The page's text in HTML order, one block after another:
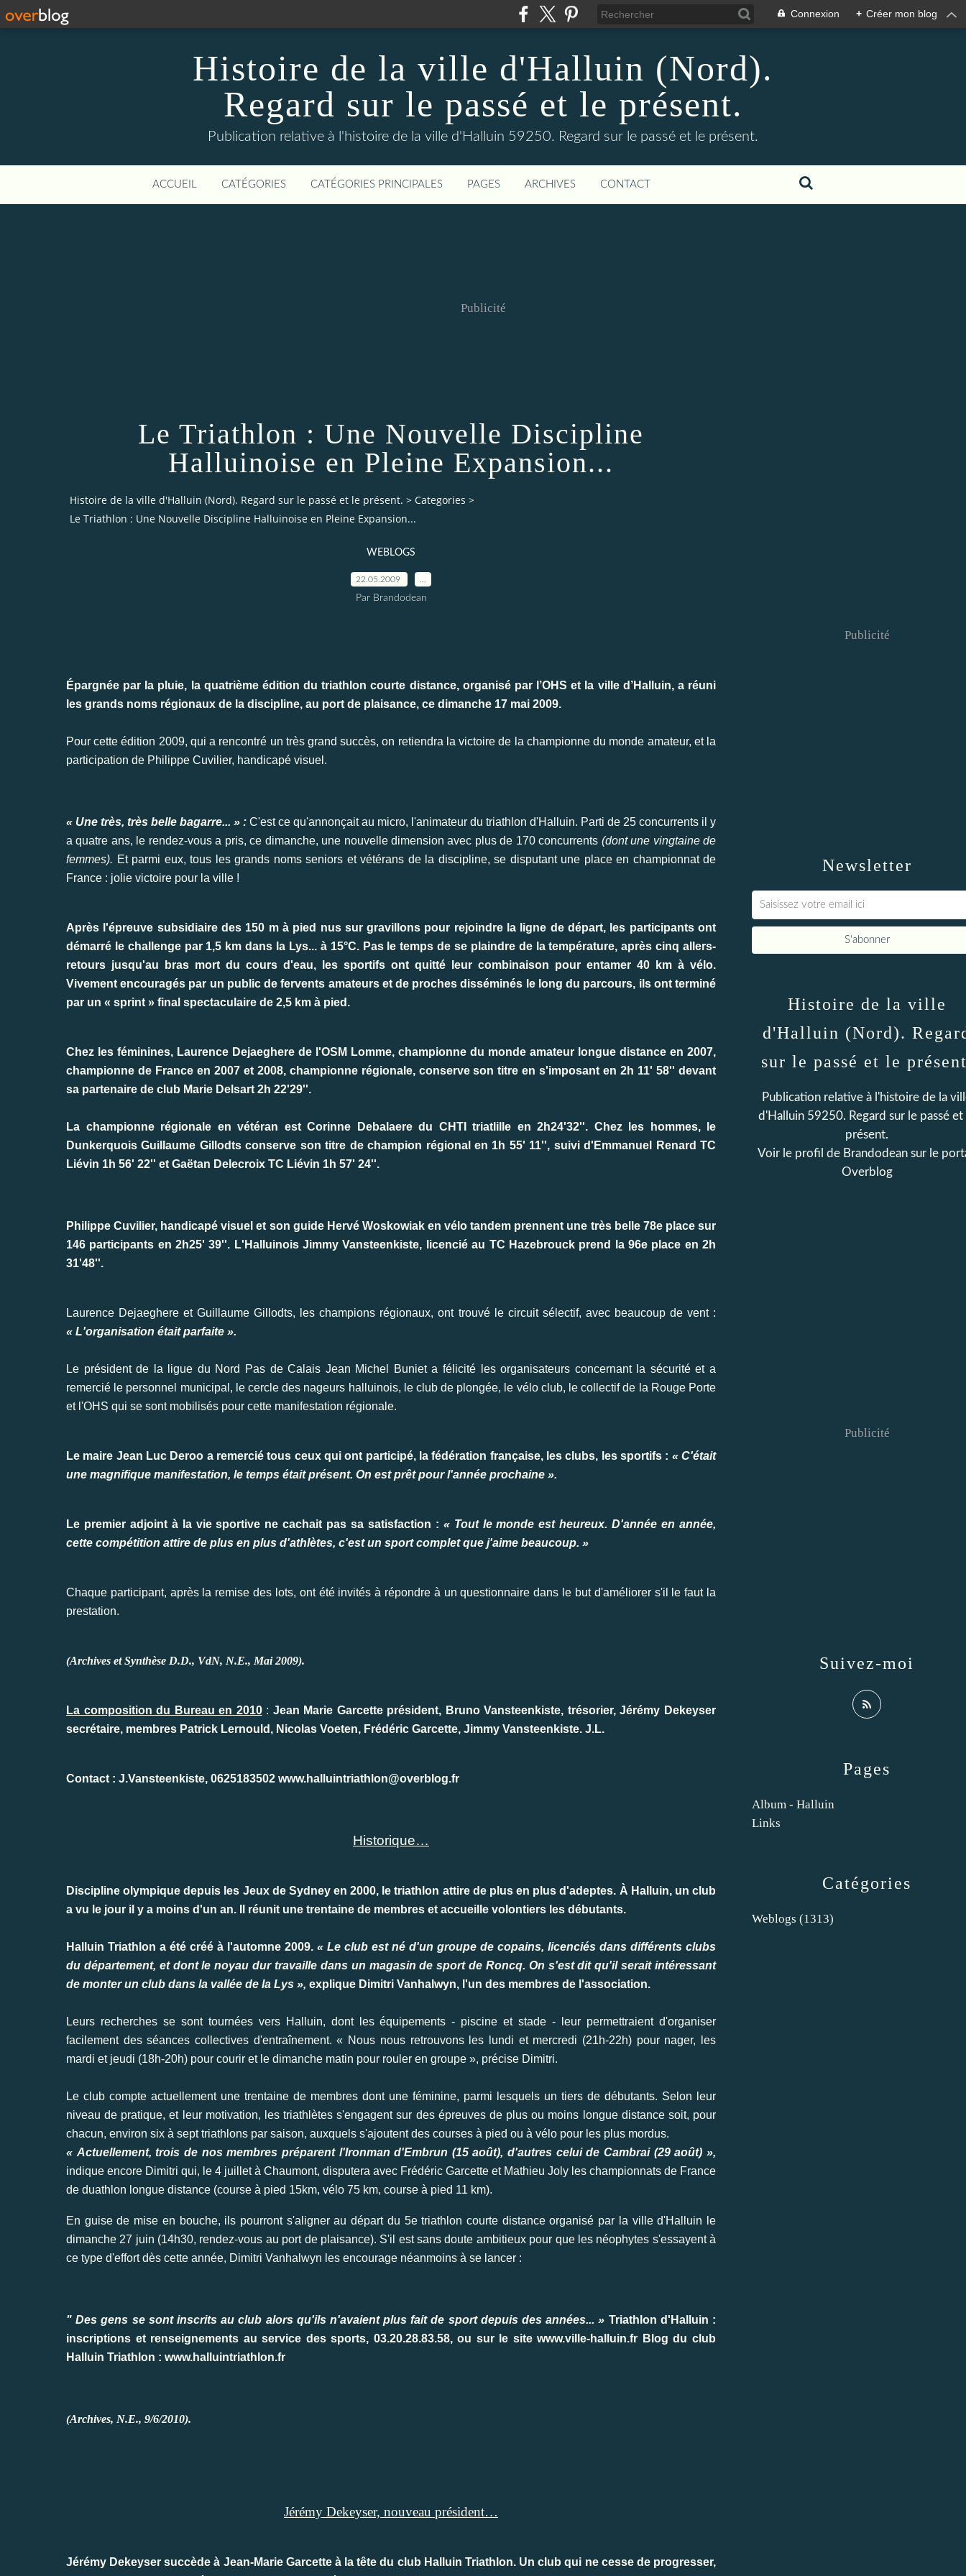
Connexion + Créer mon blog
Histoire de la ville d'Halluin (Nord).
Regard sur le passé et le présent.
Publication relative à l'histoire de la ville d'Halluin 59250. Regard sur le passé et le présent.
ACCUEIL CATÉGORIES CATÉGORIES PRINCIPALES PAGES ARCHIVES CONTACT
Publicité
Le Triathlon : Une Nouvelle Discipline
Halluinoise en Pleine Expansion...
Histoire de la ville d'Halluin (Nord). Regard sur le passé et le présent. > Categories >
Le Triathlon : Une Nouvelle Discipline Halluinoise en Pleine Expansion...
WEBLOGS
22.05.2009
Par Brandodean
Épargnée par la pluie, la quatrième édition du triathlon courte distance, organisé par l’OHS et la ville d’Halluin, a réuni
les grands noms régionaux de la discipline, au port de plaisance, ce dimanche 17 mai 2009.
Pour cette édition 2009, qui a rencontré un très grand succès, on retiendra la victoire de la championne du monde amateur, et la
participation de Philippe Cuvilier, handicapé visuel.
« Une très, très belle bagarre... » : C'est ce qu'annonçait au micro, l'animateur du triathlon d'Halluin. Parti de 25 concurrents il y
a quatre ans, le rendez-vous a pris, ce dimanche, une nouvelle dimension avec plus de 170 concurrents (dont une vingtaine de
femmes). Et parmi eux, tous les grands noms seniors et vétérans de la discipline, se disputant une place en championnat de
France : jolie victoire pour la ville !
Après l'épreuve subsidiaire des 150 m à pied nus sur gravillons pour rejoindre la ligne de départ, les participants ont
démarré le challenge par 1,5 km dans la Lys... à 15°C. Pas le temps de se plaindre de la température, après cinq allers-
retours jusqu'au bras mort du cours d'eau, les sportifs ont quitté leur combinaison pour entamer 40 km à vélo.
Vivement encouragés par un public de fervents amateurs et de proches disséminés le long du parcours, ils ont terminé
par un « sprint » final spectaculaire de 2,5 km à pied.
Chez les féminines, Laurence Dejaeghere de l'OSM Lomme, championne du monde amateur longue distance en 2007,
championne de France en 2007 et 2008, championne régionale, conserve son titre en s'imposant en 2h 11' 58'' devant
sa partenaire de club Marie Delsart 2h 22'29''.
La championne régionale en vétéran est Corinne Debalaere du CHTI triatlille en 2h24'32''. Chez les hommes, le
Dunkerquois Guillaume Gillodts conserve son titre de champion régional en 1h 55' 11'', suivi d'Emmanuel Renard TC
Liévin 1h 56' 22'' et Gaëtan Delecroix TC Liévin 1h 57' 24''.
Philippe Cuvilier, handicapé visuel et son guide Hervé Woskowiak en vélo tandem prennent une très belle 78e place sur
146 participants en 2h25' 39''. L'Halluinois Jimmy Vansteenkiste, licencié au TC Hazebrouck prend la 96e place en 2h
31'48''.
Laurence Dejaeghere et Guillaume Gillodts, les champions régionaux, ont trouvé le circuit sélectif, avec beaucoup de vent :
« L'organisation était parfaite ».
Le président de la ligue du Nord Pas de Calais Jean Michel Buniet a félicité les organisateurs concernant la sécurité et a
remercié le personnel municipal, le cercle des nageurs halluinois, le club de plongée, le vélo club, le collectif de la Rouge Porte
et l'OHS qui se sont mobilisés pour cette manifestation régionale.
Le maire Jean Luc Deroo a remercié tous ceux qui ont participé, la fédération française, les clubs, les sportifs : « C'était
une magnifique manifestation, le temps était présent. On est prêt pour l'année prochaine ».
Le premier adjoint à la vie sportive ne cachait pas sa satisfaction : « Tout le monde est heureux. D'année en année,
cette compétition attire de plus en plus d'athlètes, c'est un sport complet que j'aime beaucoup. »
Chaque participant, après la remise des lots, ont été invités à répondre à un questionnaire dans le but d'améliorer s'il le faut la
prestation.
(Archives et Synthèse D.D., VdN, N.E., Mai 2009).
La composition du Bureau en 2010 : Jean Marie Garcette président, Bruno Vansteenkiste, trésorier, Jérémy Dekeyser
secrétaire, membres Patrick Lernould, Nicolas Voeten, Frédéric Garcette, Jimmy Vansteenkiste. J.L.
Contact : J.Vansteenkiste, 0625183502 www.halluintriathlon@overblog.fr
Historique…
Discipline olympique depuis les Jeux de Sydney en 2000, le triathlon attire de plus en plus d'adeptes. À Halluin, un club
a vu le jour il y a moins d'un an. Il réunit une trentaine de membres et accueille volontiers les débutants.
Halluin Triathlon a été créé à l'automne 2009. « Le club est né d'un groupe de copains, licenciés dans différents clubs
du département, et dont le noyau dur travaille dans un magasin de sport de Roncq. On s'est dit qu'il serait intéressant
de monter un club dans la vallée de la Lys », explique Dimitri Vanhalwyn, l'un des membres de l'association.
Leurs recherches se sont tournées vers Halluin, dont les équipements - piscine et stade - leur permettraient d'organiser
facilement des séances collectives d'entraînement. « Nous nous retrouvons les lundi et mercredi (21h-22h) pour nager, les
mardi et jeudi (18h-20h) pour courir et le dimanche matin pour rouler en groupe », précise Dimitri.
Le club compte actuellement une trentaine de membres dont une féminine, parmi lesquels un tiers de débutants. Selon leur
niveau de pratique, et leur motivation, les triathlètes s'engagent sur des épreuves de plus ou moins longue distance soit, pour
chacun, environ six à sept triathlons par saison, auxquels s'ajoutent des courses à pied ou à vélo pour les plus mordus.
« Actuellement, trois de nos membres préparent l'Ironman d'Embrun (15 août), d'autres celui de Cambrai (29 août) »,
indique encore Dimitri qui, le 4 juillet à Chaumont, disputera avec Frédéric Garcette et Mathieu Joly les championnats de France
de duathlon longue distance (course à pied 15km, vélo 75 km, course à pied 11 km).
En guise de mise en bouche, ils pourront s'aligner au départ du 5e triathlon courte distance organisé par la ville d'Halluin le
dimanche 27 juin (14h30, rendez-vous au port de plaisance). S'il est sans doute ambitieux pour que les néophytes s'essayent à
ce type d'effort dès cette année, Dimitri Vanhalwyn les encourage néanmoins à se lancer :
" Des gens se sont inscrits au club alors qu'ils n'avaient plus fait de sport depuis des années... » Triathlon d'Halluin :
inscriptions et renseignements au service des sports, 03.20.28.83.58, ou sur le site www.ville-halluin.fr Blog du club
Halluin Triathlon : www.halluintriathlon.fr
(Archives, N.E., 9/6/2010).
Jérémy Dekeyser, nouveau président…
Jérémy Dekeyser succède à Jean-Marie Garcette à la tête du club Halluin Triathlon. Un club qui ne cesse de progresser,
Newsletter
Publicité
Catégories
Weblogs (1313)
Pages
Album - Halluin
Links
Histoire de la ville
d'Halluin (Nord).
sur le passé et le
Publication relative à l'histoire de la
d'Halluin 59250. Regard sur le passé et
présent.
Voir le profil de Brandodean sur le
Overblog
Suivez-moi
Publicité